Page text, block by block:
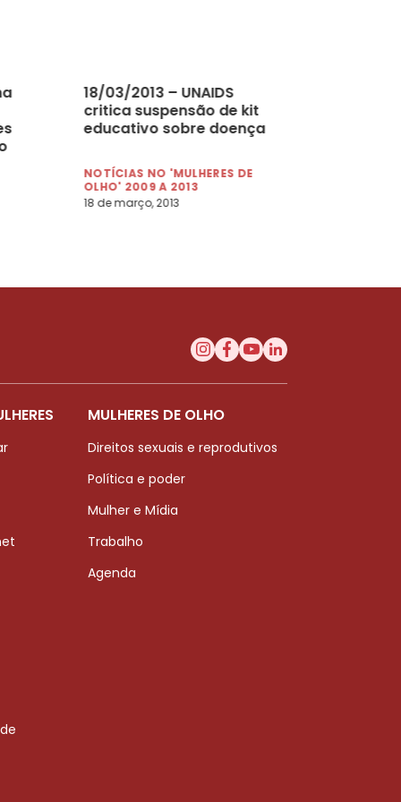
18/03/2013 – UNAIDS
critica suspensão de kit
educativo sobre doença
NOTÍCIAS NO 'MULHERES DE
OLHO' 2009 A 2013
18 de março, 2013
MULHERES DE OLHO
Direitos sexuais e reprodutivos
Política e poder
Mulher e Mídia
Trabalho
Agenda